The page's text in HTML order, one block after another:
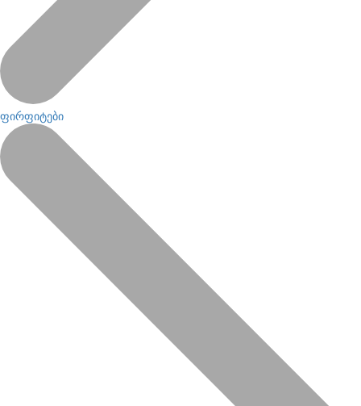
ფირფიტები